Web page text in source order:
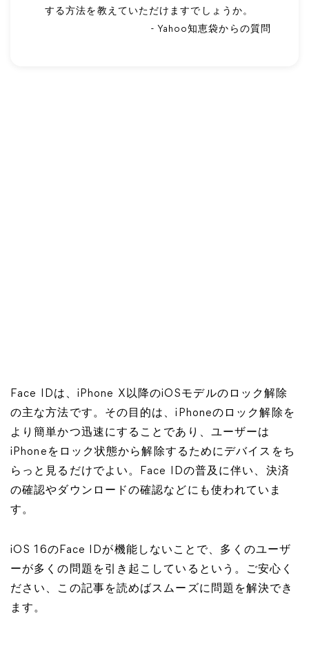
する方法を教えていただけますでしょうか。
- Yahoo知恵袋からの質問
Face IDは、iPhone X以降のiOSモデルのロック解除
の主な方法です。その目的は、iPhoneのロック解除を
より簡単かつ迅速にすることであり、ユーザーは
iPhoneをロック状態から解除するためにデバイスをち
らっと見るだけでよい。Face IDの普及に伴い、決済
の確認やダウンロードの確認などにも使われていま
す。
iOS 16のFace IDが機能しないことで、多くのユーザ
ーが多くの問題を引き起こしているという。ご安心く
ださい、この記事を読めばスムーズに問題を解決でき
ます。